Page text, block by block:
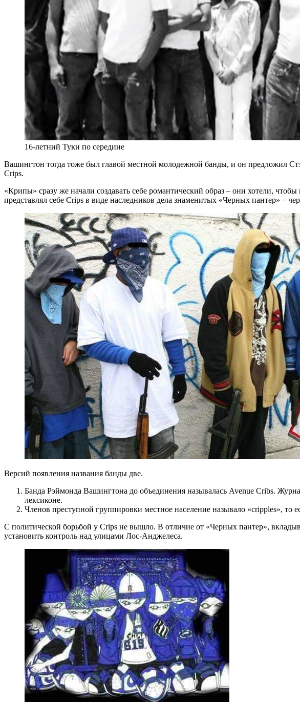
16-летний Туки по середине
Вашингтон тогда тоже был главой местной молодежной банды, и он предложил
Crips.
«Крипы» сразу же начали создавать себе романтический образ – они хотели,
представлял себе Crips в виде наследников дела знаменитых «Черных пантер» –
Версий появления названия банды две.
Банда Рэймонда Вашингтона до объединения называлась Avenue Cribs.
лексиконе.
Членов преступной группировки местное население называло «cripples», то
С политической борьбой у Crips не вышло. В отличие от «Черных пантер»,
установить контроль над улицами Лос-Анджелеса.